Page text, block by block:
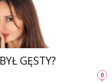
GĘSTY?
0